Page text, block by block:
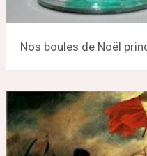
Nos boules de Noël